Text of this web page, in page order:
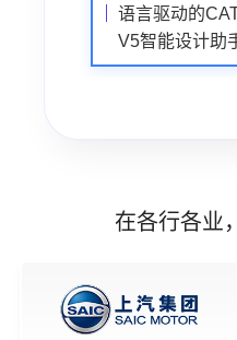
语言驱动的
V5智能设计助
在各行各业